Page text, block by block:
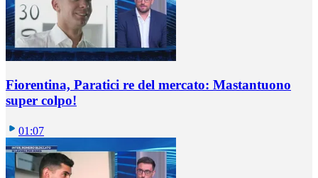
Fiorentina, Paratici re del mercato: Mastantuono
super colpo!
01:07